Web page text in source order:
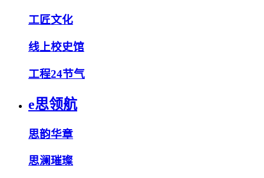
工匠文化
线上校史馆
工程24节气
e思领航
思韵华章
思澜璀璨